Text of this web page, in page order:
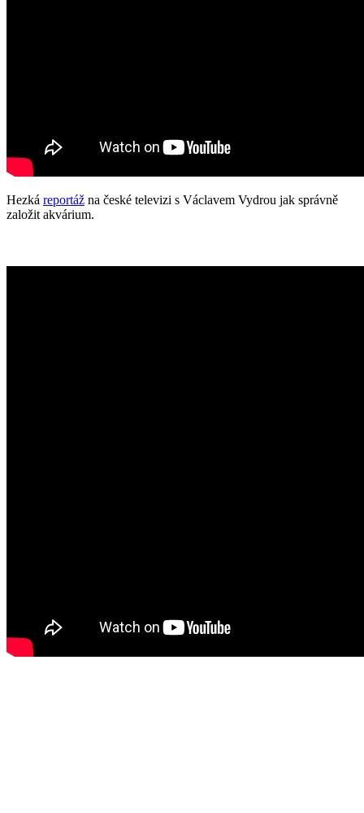
Hezká reportáž na české televizi s Václavem Vydrou jak správně
založit akvárium.